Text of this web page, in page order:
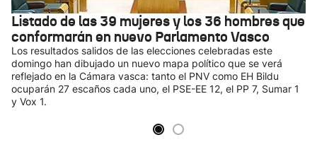
Listado de las 39 mujeres y los 36 hombres que
conformarán en nuevo Parlamento Vasco
Los resultados salidos de las elecciones celebradas este
domingo han dibujado un nuevo mapa político que se verá
reflejado en la Cámara vasca: tanto el PNV como EH Bildu
ocuparán 27 escaños cada uno, el PSE-EE 12, el PP 7, Sumar 1
y Vox 1.